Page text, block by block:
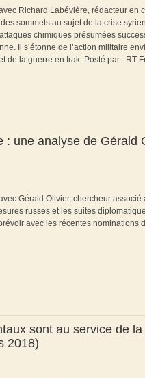
Richard Labévière, rédacteur
sommets au sujet de la crise
chimiques présumées
Il s’étonne de l’action militaire
de la guerre en Irak. Posté par : RT
une analyse de Gérald
Gérald Olivier, chercheur
russes et les suites
avec les récentes nominations
sont au service de
2018)